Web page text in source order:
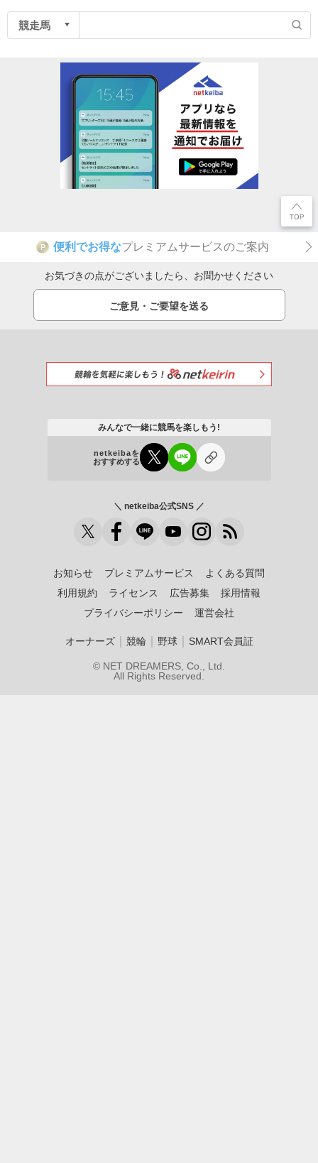
P 便利でお得なプレミアムサービスのご案内
お気づきの点がございましたら、お聞かせください
ご意見・ご要望を送る
みんなで一緒に競馬を楽しもう!
netkeibaを
おすすめする
＼ netkeiba公式SNS ／
お知らせ プレミアムサービス
よくある質問
利用規約
ライセンス 広告募集
採用情報
プライバシーポリシー
運営会社
オーナーズ｜ 競輪 野球｜ SMART会員証
© NET DREAMERS, Co., Ltd.
All Rights Reserved.